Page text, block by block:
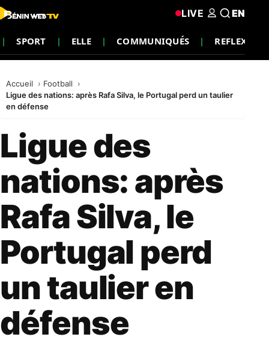
SPORT ELLE COMMUNIQUÉS REFLEXION
LIVE EN
Accueil
Football
Ligue des nations: après Rafa Silva, le Portugal perd un taulier
en défense
Ligue des
nations: après
Rafa Silva, le
Portugal perd
un taulier en
défense